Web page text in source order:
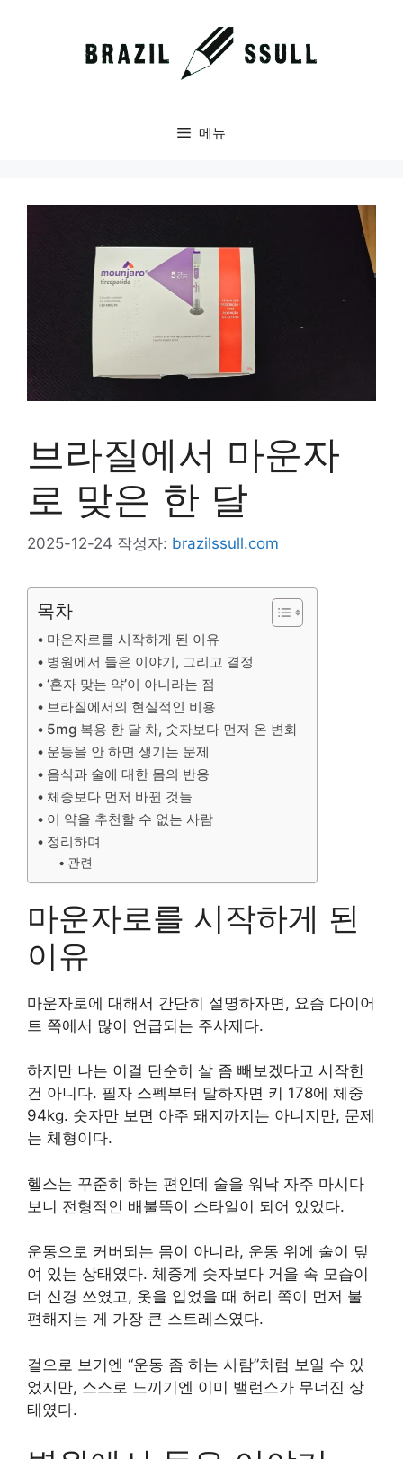
메뉴
브라질에서 마운자
로 맞은 한 달
2025-12-24 작성자: brazilssull.com
목차
마운자로를 시작하게 된 이유
병원에서 들은 이야기, 그리고 결정
‘혼자 맞는 약’이 아니라는 점
브라질에서의 현실적인 비용
5mg 복용 한 달 차, 숫자보다 먼저 온 변화
운동을 안 하면 생기는 문제
음식과 술에 대한 몸의 반응
체중보다 먼저 바뀐 것들
이 약을 추천할 수 없는 사람
정리하며
관련
마운자로를 시작하게 된
이유
마운자로에 대해서 간단히 설명하자면, 요즘 다이어
트 쪽에서 많이 언급되는 주사제다.
하지만 나는 이걸 단순히 살 좀 빼보겠다고 시작한
건 아니다. 필자 스펙부터 말하자면 키 178에 체중
94kg. 숫자만 보면 아주 돼지까지는 아니지만, 문제
는 체형이다.
헬스는 꾸준히 하는 편인데 술을 워낙 자주 마시다
보니 전형적인 배불뚝이 스타일이 되어 있었다.
운동으로 커버되는 몸이 아니라, 운동 위에 술이 덮
여 있는 상태였다. 체중계 숫자보다 거울 속 모습이
더 신경 쓰였고, 옷을 입었을 때 허리 쪽이 먼저 불
편해지는 게 가장 큰 스트레스였다.
겉으로 보기엔 “운동 좀 하는 사람”처럼 보일 수 있
었지만, 스스로 느끼기엔 이미 밸런스가 무너진 상
태였다.